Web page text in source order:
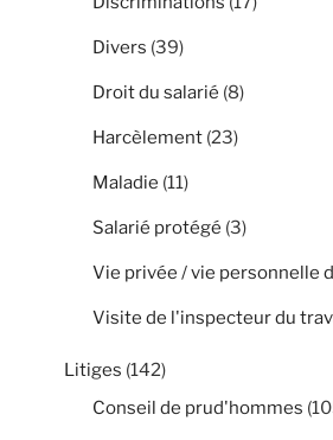
Divers (39)
Droit du salarié (8)
Harcèlement (23)
Maladie (11)
Salarié protégé (3)
Vie privée / vie personnelle
Visite de l'inspecteur du
Litiges (142)
Conseil de prud'hommes